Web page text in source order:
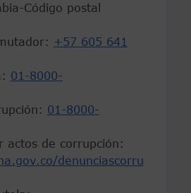
Código postal
+57 605 641
01-8000-
01-8000-
actos de corrupción:
denunciascorru